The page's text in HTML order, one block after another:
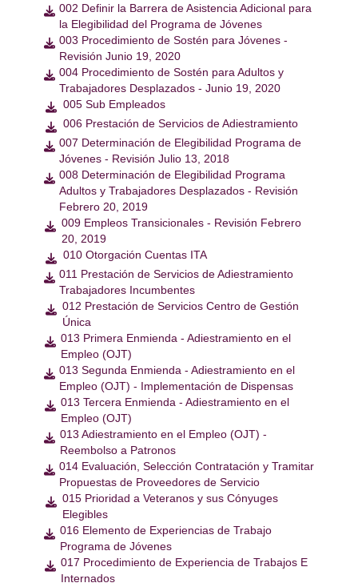
 002 Definir la Barrera de Asistencia Adicional para
la Elegibilidad del Programa de Jóvenes
 003 Procedimiento de Sostén para Jóvenes -
Revisión Junio 19, 2020
 004 Procedimiento de Sostén para Adultos y
Trabajadores Desplazados - Junio 19, 2020
 005 Sub Empleados
 006 Prestación de Servicios de Adiestramiento
 007 Determinación de Elegibilidad Programa de
Jóvenes - Revisión Julio 13, 2018
 008 Determinación de Elegibilidad Programa
Adultos y Trabajadores Desplazados - Revisión
Febrero 20, 2019
 009 Empleos Transicionales - Revisión Febrero
20, 2019
 010 Otorgación Cuentas ITA
 011 Prestación de Servicios de Adiestramiento
Trabajadores Incumbentes
 012 Prestación de Servicios Centro de Gestión
Única
 013 Primera Enmienda - Adiestramiento en el
Empleo (OJT)
 013 Segunda Enmienda - Adiestramiento en el
Empleo (OJT) - Implementación de Dispensas
 013 Tercera Enmienda - Adiestramiento en el
Empleo (OJT)
 013 Adiestramiento en el Empleo (OJT) -
Reembolso a Patronos
 014 Evaluación, Selección Contratación y Tramitar
Propuestas de Proveedores de Servicio
 015 Prioridad a Veteranos y sus Cónyuges
Elegibles
 016 Elemento de Experiencias de Trabajo
Programa de Jóvenes
 017 Procedimiento de Experiencia de Trabajos E
Internados